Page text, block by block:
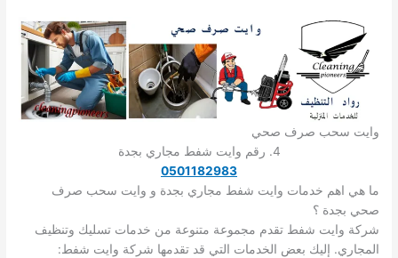
وايت سحب صرف صحي
4. رقم وايت شفط مجاري بجدة
0501182983
ما هي اهم خدمات وايت شفط مجاري بجدة و وايت سحب صرف
صحي بجدة ؟
شركة وايت شفط تقدم مجموعة متنوعة من خدمات تسليك وتنظيف
المجاري. إليك بعض الخدمات التي قد تقدمها شركة وايت شفط: